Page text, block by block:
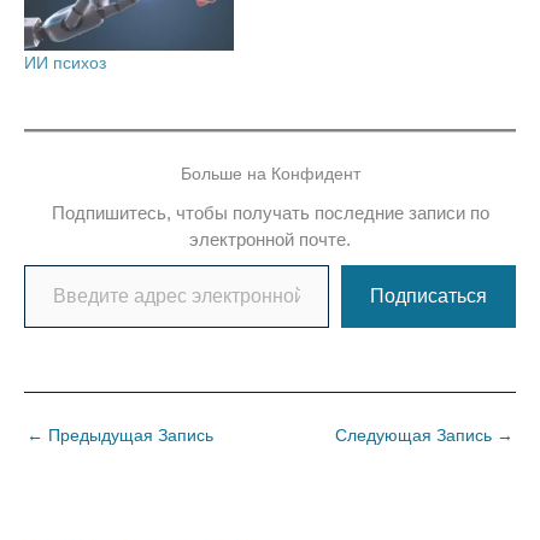
ИИ психоз
Больше на Конфидент
Подпишитесь, чтобы получать последние записи по
электронной почте.
Введите адрес электронной почты…
Подписаться
← Предыдущая Запись Следующая Запись →